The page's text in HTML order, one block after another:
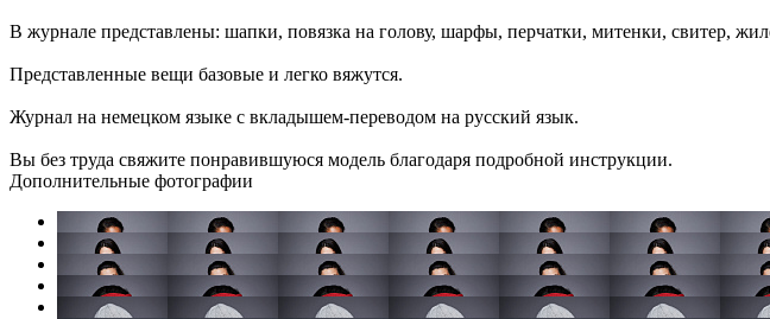
В журнале представлены: шапки, повязка на голову, шарфы, перчатки, митенки, свитер,
Представленные вещи базовые и легко вяжутся.
Журнал на немецком языке с вкладышем-переводом на русский язык.
Вы без труда свяжите понравившуюся модель благодаря подробной инструкции.
Дополнительные фотографии